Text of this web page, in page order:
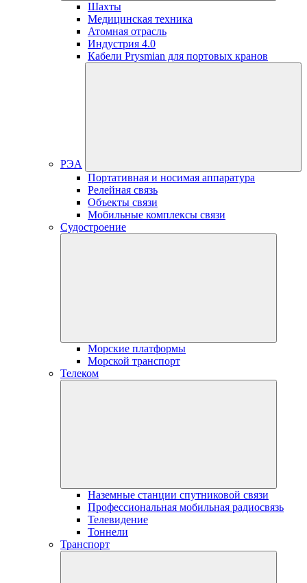
Шахты
Медицинская техника
Атомная отрасль
Индустрия 4.0
Кабели Prysmian для портовых кранов
РЭА
Портативная и носимая аппаратура
Релейная связь
Объекты связи
Мобильные комплексы связи
Судостроение
Морские платформы
Морской транспорт
Телеком
Наземные станции спутниковой связи
Профессиональная мобильная радиосвязь
Телевидение
Тоннели
Транспорт